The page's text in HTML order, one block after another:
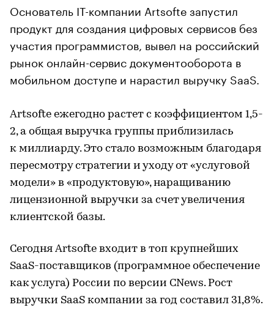
Основатель IT-компании Artsofte запустил
продукт для создания цифровых сервисов без
участия программистов, вывел на российский
рынок онлайн-сервис документооборота в
мобильном доступе и нарастил выручку SaaS.
Artsofte ежегодно растет с коэффициентом 1,5-
2, а общая выручка группы приблизилась
к миллиарду. Это стало возможным благодаря
пересмотру стратегии и уходу от «услуговой
модели» в «продуктовую», наращиванию
лицензионной выручки за счет увеличения
клиентской базы.
Сегодня Artsofte входит в топ крупнейших
SaaS-поставщиков (программное обеспечение
как услуга) России по версии CNews. Рост
выручки SaaS компании за год составил 31,8%.